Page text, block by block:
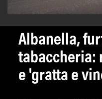
Albanella,
tabaccheria:
e 'gratta e